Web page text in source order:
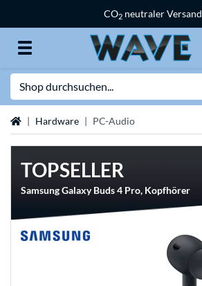
CO2 neutraler Versand
StartseiteHardware PC-Audio
TOPSELLER
Samsung Galaxy Buds 4 Pro, Kopfhörer